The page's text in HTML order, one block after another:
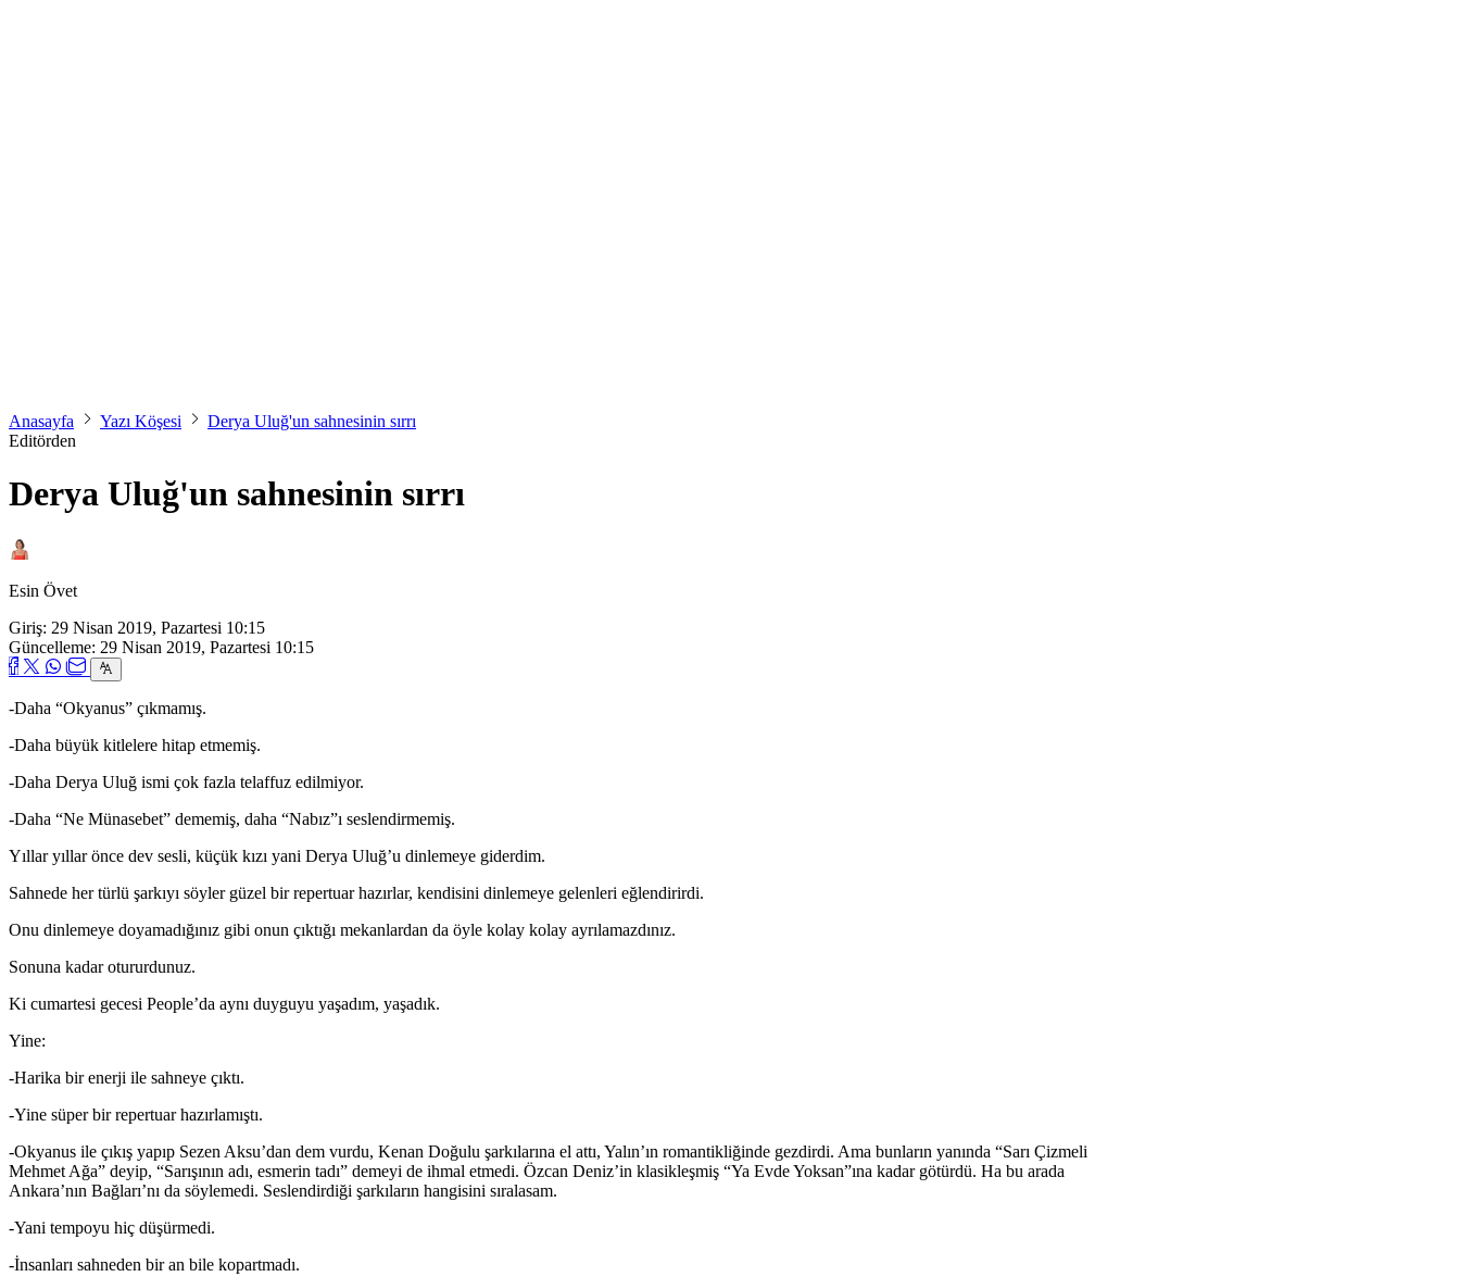
Anasayfa Yazı Köşesi
Derya Uluğ'un sahnesinin sırrı
Editörden
Derya Uluğ'un sahnesinin sırrı
Esin Övet
Giriş: 29 Nisan 2019, Pazartesi 10:15
Güncelleme: 29 Nisan 2019, Pazartesi 10:15
-Daha “Okyanus” çıkmamış.
-Daha büyük kitlelere hitap etmemiş.
-Daha Derya Uluğ ismi çok fazla telaffuz edilmiyor.
-Daha “Ne Münasebet” dememiş, daha “Nabız”ı seslendirmemiş.
Yıllar yıllar önce dev sesli, küçük kızı yani Derya Uluğ’u dinlemeye giderdim.
Sahnede her türlü şarkıyı söyler güzel bir repertuar hazırlar, kendisini dinlemeye gelenleri eğlendirirdi.
Onu dinlemeye doyamadığınız gibi onun çıktığı mekanlardan da öyle kolay kolay ayrılamazdınız.
Sonuna kadar otururdunuz.
Ki cumartesi gecesi People’da aynı duyguyu yaşadım, yaşadık.
Yine:
-Harika bir enerji ile sahneye çıktı.
-Yine süper bir repertuar hazırlamıştı.
-Okyanus ile çıkış yapıp Sezen Aksu’dan dem vurdu, Kenan Doğulu şarkılarına el attı, Yalın’ın romantikliğinde gezdirdi. Ama bunların yanında “Sarı Çizmeli
Mehmet Ağa” deyip, “Sarışının adı, esmerin tadı” demeyi de ihmal etmedi. Özcan Deniz’in klasikleşmiş “Ya Evde Yoksan”ına kadar götürdü. Ha bu arada
Ankara’nın Bağları’nı da söylemedi. Seslendirdiği şarkıların hangisini sıralasam.
-Yani tempoyu hiç düşürmedi.
-İnsanları sahneden bir an bile kopartmadı.